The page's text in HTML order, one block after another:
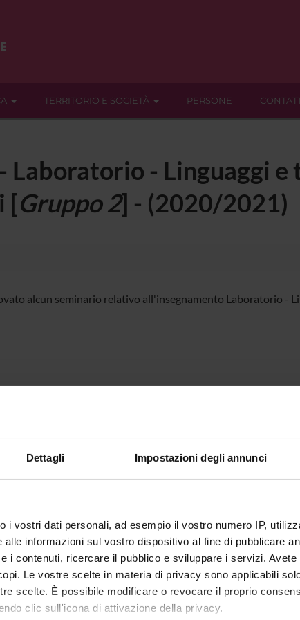
Dettagli Impostazioni degli annunci
i vostri dati personali, ad esempio il vostro numero IP,
informazioni sul vostro dispositivo al fine di pubblicare
i contenuti, ricercare il pubblico e sviluppare i servizi.
Le vostre scelte in materia di privacy sono applicabili
scelte. È possibile modificare o revocare il proprio
clic sull'icona di attivazione della privacy.
TERRITORIO E SOCIETÀ PERSONE
- Linguaggi e
[Gruppo 2] - (2020/2021)
alcun seminario relativo all'insegnamento Laboratorio -